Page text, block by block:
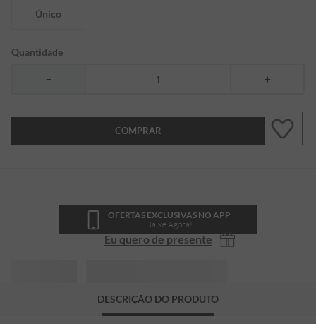
Único
Quantidade
＋
－
COMPRAR
OFERTAS EXCLUSIVAS NO APP
Baixe Agora!
Eu quero de presente
DESCRIÇÃO DO PRODUTO